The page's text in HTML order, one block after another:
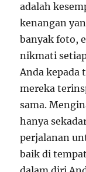
adalah
kenangan
banyak foto,
nikmati
Anda kepada
mereka
sama.
hanya
perjalanan
baik di